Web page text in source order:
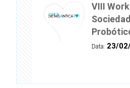
VIII
Data: 23/